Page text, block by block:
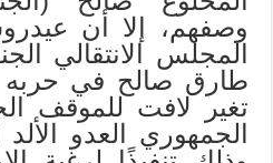
وصفهم، إلا أن
المجلس الانتقالي
طارق صالح في حربه
تغير لافت للموقف
الجمهوري العدو الألد